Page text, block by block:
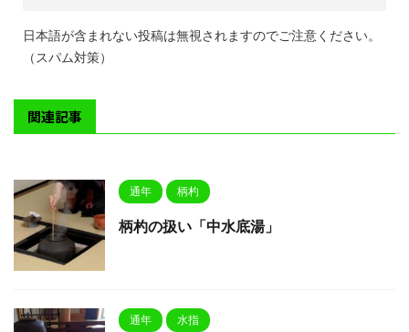
日本語が含まれない投稿は無視されますのでご注意ください。
（スパム対策）
関連記事
通年 柄杓
柄杓の扱い「中水底湯」
通年 水指